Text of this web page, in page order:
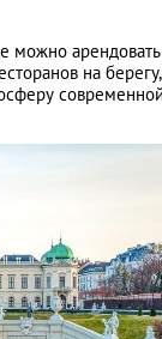
можно арендовать
на берегу,